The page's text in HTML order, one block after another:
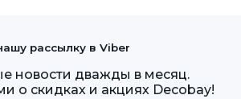
рассылку в Viber
новости дважды в месяц.
о скидках и акциях Decobay!